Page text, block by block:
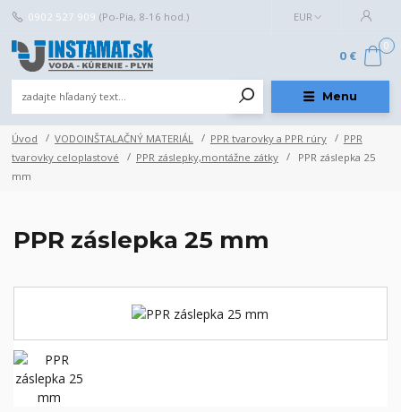
Menu
EUR
0902 527 909 (Po-Pia, 8-16 hod.)
0
0 €
Úvod VODOINŠTALAČNÝ MATERIÁL PPR tvarovky a PPR rúry
PPR
tvarovky celoplastové
PPR záslepky,montážne zátky
PPR záslepka 25
mm
PPR záslepka 25 mm